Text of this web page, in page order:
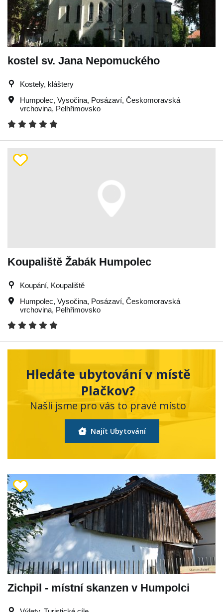
kostel sv. Jana Nepomuckého
Kostely, kláštery
Humpolec, Vysočina, Posázaví, Českomoravská
vrchovina, Pelhřimovsko
Koupaliště Žabák Humpolec
Koupání, Koupaliště
Humpolec, Vysočina, Posázaví, Českomoravská
vrchovina, Pelhřimovsko
Hledáte ubytování v místě
Plačkov?
Našli jsme pro vás to pravé místo
Najít Ubytování
Zichpil - místní skanzen v Humpolci